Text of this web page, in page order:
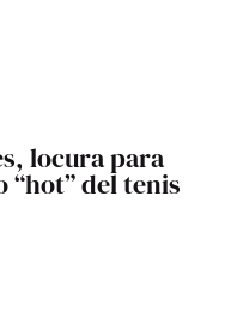
locura para
“hot” del tenis